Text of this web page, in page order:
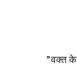
"वक्त